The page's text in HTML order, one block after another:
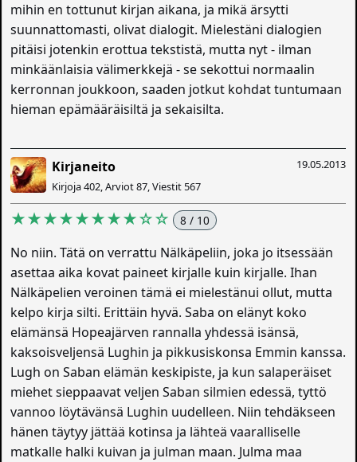
mihin en tottunut kirjan aikana, ja mikä ärsytti
suunnattomasti, olivat dialogit. Mielestäni dialogien
pitäisi jotenkin erottua tekstistä, mutta nyt - ilman
minkäänlaisia välimerkkejä - se sekottui normaalin
kerronnan joukkoon, saaden jotkut kohdat tuntumaan
hieman epämääräisiltä ja sekaisilta.
19.05.2013
Kirjaneito
Kirjoja 402, Arviot 87, Viestit 567
★★★★★★★★☆☆ 8 / 10
No niin. Tätä on verrattu Nälkäpeliin, joka jo itsessään
asettaa aika kovat paineet kirjalle kuin kirjalle. Ihan
Nälkäpelien veroinen tämä ei mielestänui ollut, mutta
kelpo kirja silti. Erittäin hyvä. Saba on elänyt koko
elämänsä Hopeajärven rannalla yhdessä isänsä,
kaksoisveljensä Lughin ja pikkusiskonsa Emmin kanssa.
Lugh on Saban elämän keskipiste, ja kun salaperäiset
miehet sieppaavat veljen Saban silmien edessä, tyttö
vannoo löytävänsä Lughin uudelleen. Niin tehdäkseen
hänen täytyy jättää kotinsa ja lähteä vaaralliselle
matkalle halki kuivan ja julman maan. Julma maa